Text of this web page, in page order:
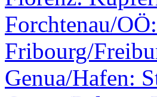
Forchtenau/
Fribourg/
Genua/Hafen: